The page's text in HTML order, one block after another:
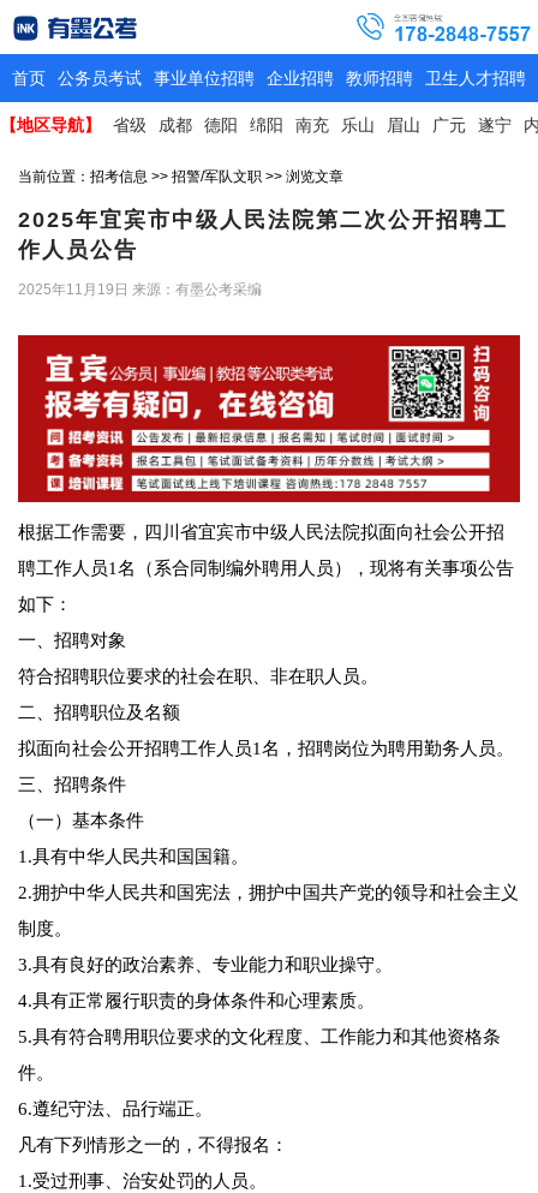
首页 公务员考试 事业单位招聘 企业招聘 教师招聘 卫生人才招聘
【地区导航】 省级 成都 德阳 绵阳 南充 乐山 眉山 广元 遂宁
当前位置： 招考信息 >> 招警/军队文职 >> 浏览文章
2025年宜宾市中级人民法院第二次公开招聘工
作人员公告
2025年11月19日 来源：有墨公考采编
根据工作需要，四川省宜宾市中级人民法院拟面向社会公开招
聘工作人员1名（系合同制编外聘用人员），现将有关事项公告
如下：
一、招聘对象
符合招聘职位要求的社会在职、非在职人员。
二、招聘职位及名额
拟面向社会公开招聘工作人员1名，招聘岗位为聘用勤务人员。
三、招聘条件
（一）基本条件
1.具有中华人民共和国国籍。
2.拥护中华人民共和国宪法，拥护中国共产党的领导和社会主义
制度。
3.具有良好的政治素养、专业能力和职业操守。
4.具有正常履行职责的身体条件和心理素质。
5.具有符合聘用职位要求的文化程度、工作能力和其他资格条
件。
6.遵纪守法、品行端正。
凡有下列情形之一的，不得报名：
1.受过刑事、治安处罚的人员。